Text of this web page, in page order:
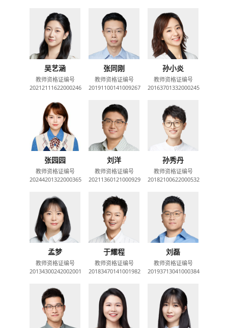
吴艺涵
教师资格证编号
20212111622000246
张同刚
教师资格证编号
20191100141009267
孙小炎
教师资格证编号
20163701332000245
张园园
教师资格证编号
20244201322000365
刘洋
教师资格证编号
20211360121000929
孙秀丹
教师资格证编号
20182100622000532
孟梦
教师资格证编号
20134300242002001
于耀程
教师资格证编号
20183470141001982
刘磊
教师资格证编号
20193713041000384